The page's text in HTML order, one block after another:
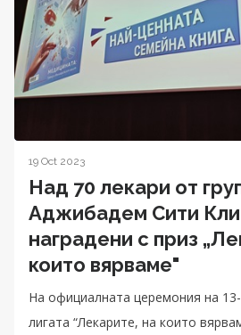
19 Oct 2023
Над 70 лекари от
Аджибадем Сити
наградени с приз
които вярваме"
На официалната церемония на
лигата “Лекарите, на които